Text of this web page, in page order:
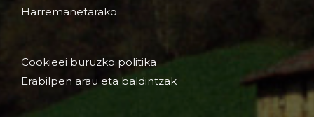
Harremanetarako
Cookieei buruzko politika
Erabilpen arau eta baldintzak